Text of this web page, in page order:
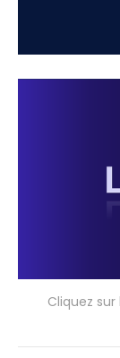
Cliquez